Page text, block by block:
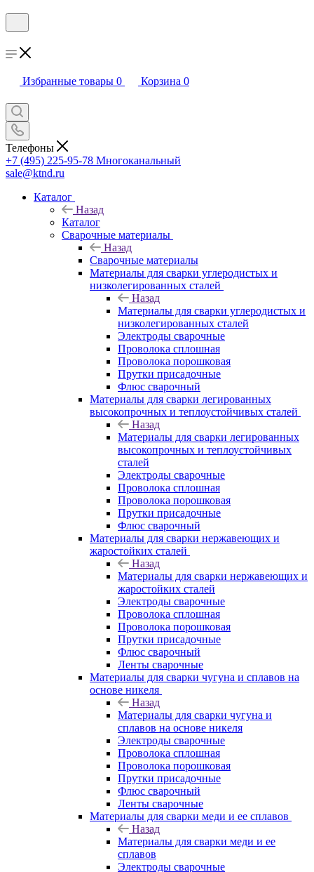
Избранные товары 0 Корзина 0
Телефоны
+7 (495) 225-95-78 Многоканальный
sale@ktnd.ru
Каталог
Назад
Каталог
Сварочные материалы
Назад
Сварочные материалы
Материалы для сварки углеродистых и
низколегированных сталей
Назад
Материалы для сварки углеродистых и
низколегированных сталей
Электроды сварочные
Проволока сплошная
Проволока порошковая
Прутки присадочные
Флюс сварочный
Материалы для сварки легированных
высокопрочных и теплоустойчивых сталей
Назад
Материалы для сварки легированных
высокопрочных и теплоустойчивых
сталей
Электроды сварочные
Проволока сплошная
Проволока порошковая
Прутки присадочные
Флюс сварочный
Материалы для сварки нержавеющих и
жаростойких сталей
Назад
Материалы для сварки нержавеющих и
жаростойких сталей
Электроды сварочные
Проволока сплошная
Проволока порошковая
Прутки присадочные
Флюс сварочный
Ленты сварочные
Материалы для сварки чугуна и сплавов на
основе никеля
Назад
Материалы для сварки чугуна и
сплавов на основе никеля
Электроды сварочные
Проволока сплошная
Проволока порошковая
Прутки присадочные
Флюс сварочный
Ленты сварочные
Материалы для сварки меди и ее сплавов
Назад
Материалы для сварки меди и ее
сплавов
Электроды сварочные